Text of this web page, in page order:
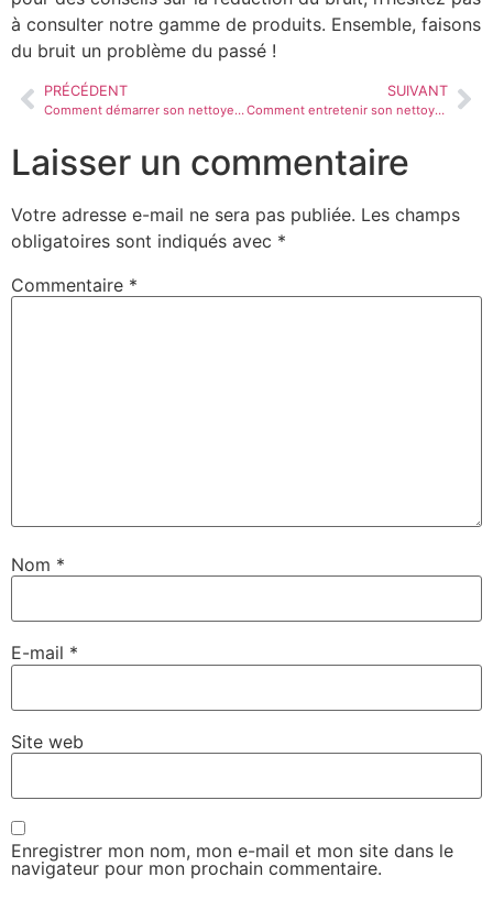
à consulter notre gamme de produits. Ensemble, faisons
du bruit un problème du passé !
PRÉCÉDENT
Comment démarrer son nettoyeur haute pression WORMS ?
SUIVANT
Comment entretenir son nettoyeur haute pression WORMS
Laisser un commentaire
Votre adresse e-mail ne sera pas publiée. Les champs
obligatoires sont indiqués avec *
Commentaire *
Nom *
E-mail *
Site web
Enregistrer mon nom, mon e-mail et mon site dans le
navigateur pour mon prochain commentaire.